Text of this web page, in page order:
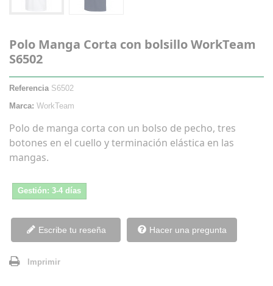
Polo Manga Corta con bolsillo WorkTeam
S6502
Referencia S6502
Marca: WorkTeam
Polo de manga corta con un bolso de pecho, tres
botones en el cuello y terminación elástica en las
mangas.
Gestión: 3-4 días
Escribe tu reseña Hacer una pregunta
Imprimir